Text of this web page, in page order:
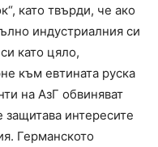
като твърди, че ако
индустриалния си
като цяло,
към евтината руска
на АзГ обвиняват
защитава интересите
Германското